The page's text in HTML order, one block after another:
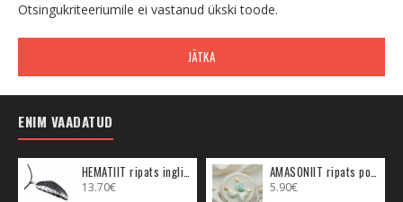
Otsingukriteeriumile ei vastanud ükski toode.
JÄTKA
ENIM VAADATUD
13.70€ 5.90€